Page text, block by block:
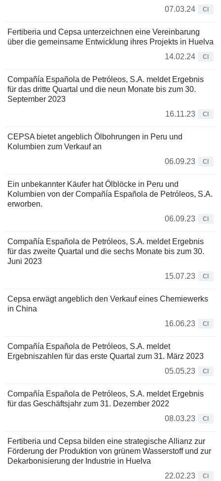
07.03.24 CI
Fertiberia und Cepsa unterzeichnen eine Vereinbarung
über die gemeinsame Entwicklung ihres Projekts in Huelva
14.02.24
CI
Compañía Española de Petróleos, S.A. meldet Ergebnis
für das dritte Quartal und die neun Monate bis zum 30.
September 2023
16.11.23
CI
CEPSA bietet angeblich Ölbohrungen in Peru und
Kolumbien zum Verkauf an
06.09.23
CI
Ein unbekannter Käufer hat Ölblöcke in Peru und
Kolumbien von der Compañía Española de Petróleos, S.A.
erworben.
06.09.23
CI
Compañía Española de Petróleos, S.A. meldet Ergebnis
für das zweite Quartal und die sechs Monate bis zum 30.
Juni 2023
15.07.23
CI
Cepsa erwägt angeblich den Verkauf eines Chemiewerks
in China
16.06.23
CI
Compañía Española de Petróleos, S.A. meldet
Ergebniszahlen für das erste Quartal zum 31. März 2023
05.05.23
CI
Compañía Española de Petróleos, S.A. meldet Ergebnis
für das Geschäftsjahr zum 31. Dezember 2022
08.03.23
CI
Fertiberia und Cepsa bilden eine strategische Allianz zur
Förderung der Produktion von grünem Wasserstoff und zur
Dekarbonisierung der Industrie in Huelva
22.02.23
CI